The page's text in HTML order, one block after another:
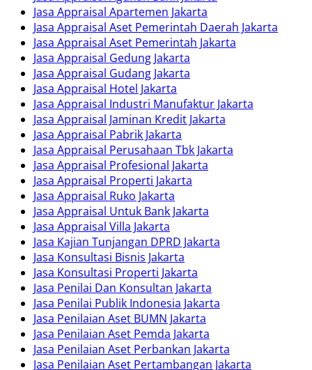
Jasa Appraisal Apartemen Jakarta
Jasa Appraisal Aset Pemerintah Daerah Jakarta
Jasa Appraisal Aset Pemerintah Jakarta
Jasa Appraisal Gedung Jakarta
Jasa Appraisal Gudang Jakarta
Jasa Appraisal Hotel Jakarta
Jasa Appraisal Industri Manufaktur Jakarta
Jasa Appraisal Jaminan Kredit Jakarta
Jasa Appraisal Pabrik Jakarta
Jasa Appraisal Perusahaan Tbk Jakarta
Jasa Appraisal Profesional Jakarta
Jasa Appraisal Properti Jakarta
Jasa Appraisal Ruko Jakarta
Jasa Appraisal Untuk Bank Jakarta
Jasa Appraisal Villa Jakarta
Jasa Kajian Tunjangan DPRD Jakarta
Jasa Konsultasi Bisnis Jakarta
Jasa Konsultasi Properti Jakarta
Jasa Penilai Dan Konsultan Jakarta
Jasa Penilai Publik Indonesia Jakarta
Jasa Penilaian Aset BUMN Jakarta
Jasa Penilaian Aset Pemda Jakarta
Jasa Penilaian Aset Perbankan Jakarta
Jasa Penilaian Aset Pertambangan Jakarta